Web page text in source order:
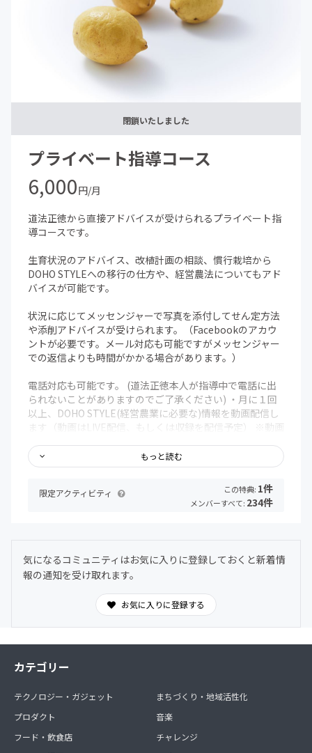
閉鎖いたしました
プライベート指導コース
6,000円/月
道法正徳から直接アドバイスが受けられるプライベート指
導コースです。
生育状況のアドバイス、改植計画の相談、慣行栽培から
DOHO STYLEへの移行の仕方や、経営農法についてもアド
バイスが可能です。
状況に応じてメッセンジャーで写真を添付してせん定方法
や添削アドバイスが受けられます。（Facebookのアカウ
ントが必要です。メール対応も可能ですがメッセンジャー
での返信よりも時間がかかる場合があります。）
電話対応も可能です。 (道法正徳本人が指導中で電話に出
られないことがありますのでご了承ください) ・月に１回
以上、DOHO STYLE(経営農業に必要な)情報を動画配信し
ます（動画はLIVE配信、もしくは収録を配信予定） ※動画
ることがあります。 ※動画生配信時は、道法正徳が直接メ
ンバーの質問に答える回もございます。
・月に１回、季節・時期にあった情報、必要な農作業のポ
イント解説をお届けします。 ※道法正徳が繁忙期は配信が
※すでに1,000円コースでご参加の方が切り替える場合、
一旦1,000円コースを退会した後に6,000円コースを選んで
いただけます。（その月に発生した1,000円は返金出来ま
せんのでご了承ください)
もっと読む
限定アクティビティ この特典: 1件
メンバーすべて: 234件
気になるコミュニティはお気に入りに登録しておくと新着情
報の通知を受け取れます。
お気に入りに登録する
カテゴリー
テクノロジー・ガジェット
プロダクト
フード・飲食店
まちづくり・地域活性化
音楽
チャレンジ